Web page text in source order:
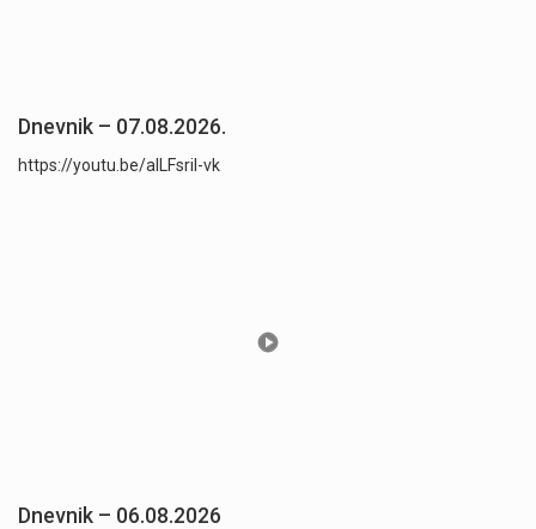
Dnevnik – 07.08.2026.
https://youtu.be/aILFsriI-vk
Dnevnik – 06.08.2026